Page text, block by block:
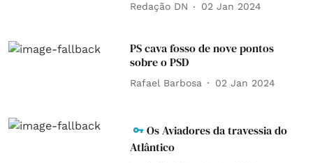
Redação DN 02 Jan 2024
PS cava fosso de nove pontos
sobre o PSD
Rafael Barbosa 02 Jan 2024
Os Aviadores da travessia do
Atlântico